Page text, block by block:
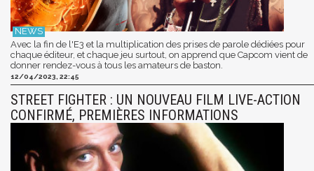
Avec la fin de l'E3 et la multiplication des prises de parole dédiées pour
chaque éditeur, et chaque jeu surtout, on apprend que Capcom vient de
donner rendez-vous à tous les amateurs de baston.
12/04/2023, 22:45
STREET FIGHTER : UN NOUVEAU FILM LIVE-ACTION
CONFIRMÉ, PREMIÈRES INFORMATIONS